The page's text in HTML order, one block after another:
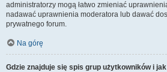
administratorzy mogą łatwo zmieniać
nadawać uprawnienia moderatora lub dawać
prywatnego forum.
Na górę
Gdzie znajduje się spis grup użytkowników i